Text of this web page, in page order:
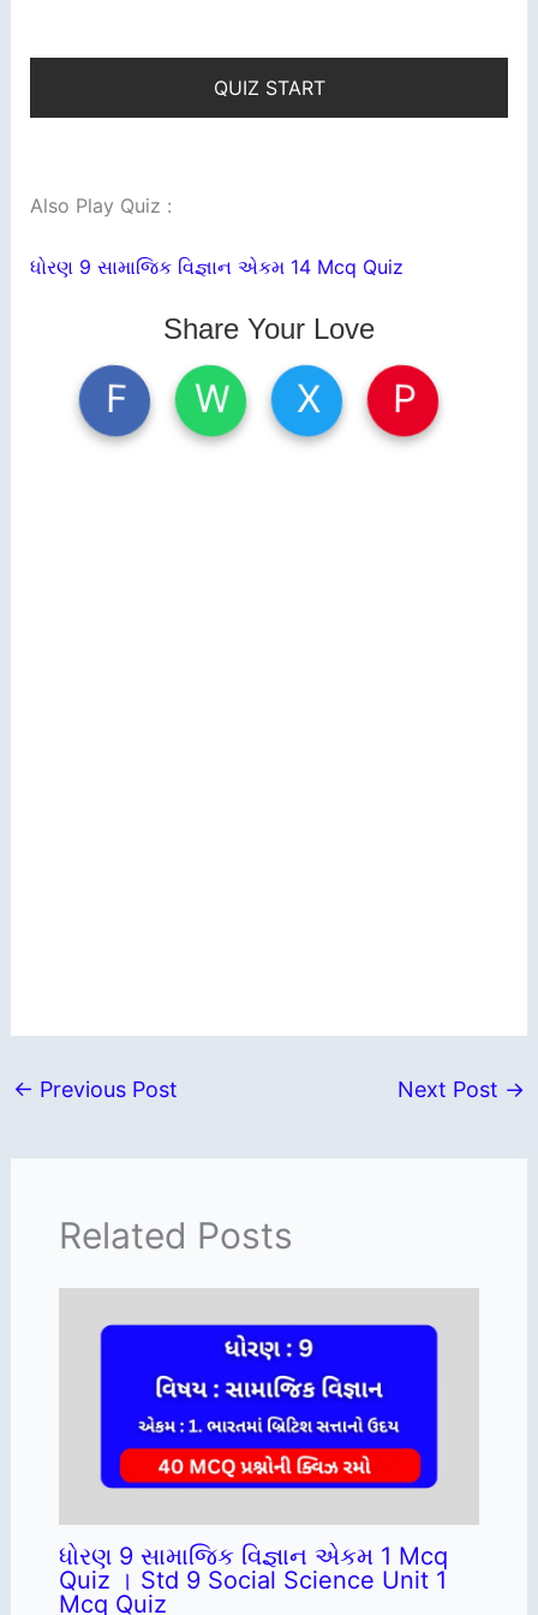
QUIZ START
Also Play Quiz :
ધોરણ 9 સામાજિક વિજ્ઞાન એકમ 14 Mcq Quiz
Share Your Love
F W X P
← Previous Post Next Post →
Related Posts
ધોરણ 9 સામાજિક વિજ્ઞાન એકમ 1 Mcq
Quiz । Std 9 Social Science Unit 1
Mcq Quiz